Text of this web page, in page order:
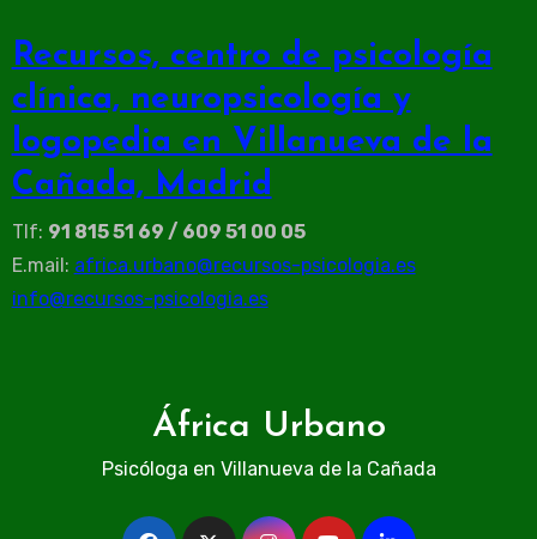
Recursos, centro de psicología
clínica, neuropsicología y
logopedia en Villanueva de la
Cañada, Madrid
Tlf: 91 815 51 69 / 609 51 00 05
E.mail: africa.urbano@recursos-psicologia.es
info@recursos-psicologia.es
África Urbano
Psicóloga en Villanueva de la Cañada